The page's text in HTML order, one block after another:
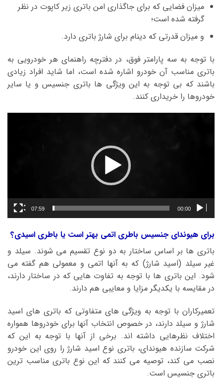
میزان فضایی که برای جاگذاری امن باتری زیر کاپوت در نظر
گرفته شده است؛
و میزان قدرتی که دینام برای شارژ باتری دارد.
با توجه به سه پارامتر فوق، در دفترچه راهنمای هر خودرویی به
باتری مناسب آن خودرو اشاره شده است، اما شاید افراد زیادی
باشند که بی توجه به این ویژگی ها باتری جنسیس و یا سایر
خودروها را خریداری کنند.
00:00
07:59
برای هیوندای جنسیس باطری اتمی بهتر است یا باطری اسیدی؟
باتری ها بر اساس ساختار به دو نوع تقسیم می شوند. سیلد و
غیر سیلد (اسید شارژ) که به آنها اتمی و معمولی هم گفته می
شود. این باتری ها با توجه به تفاوت هایی که در ساختار دارند،
در مقایسه با یکدیگر مزایا و معایبی هم دارند.
تعمیرکاران با توجه به ویژگی های متفاوتی که باتری های اسید
شارژ و سیلد دارند، در خصوص انتخاب آنها برای خودروها همواره
اختلاف نظرهایی داشته اند. برخی از آنها با توجه به این که
شرکت سازنده هیوندای، باتری نوع اسید شارژ را روی این خودرو
نصب می کند، توصیه می کنند که این نوع باتری مناسب ترین
باتری جنسیس است.